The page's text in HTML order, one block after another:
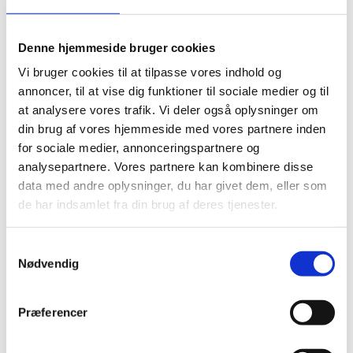
Denne hjemmeside bruger cookies
Vi bruger cookies til at tilpasse vores indhold og
annoncer, til at vise dig funktioner til sociale medier og til
at analysere vores trafik. Vi deler også oplysninger om
din brug af vores hjemmeside med vores partnere inden
for sociale medier, annonceringspartnere og
analysepartnere. Vores partnere kan kombinere disse
data med andre oplysninger, du har givet dem, eller som
de har indsamlet fra din brug af deres tjenester.
Nødvendig
Præferencer
denne stadigvæk blive opdateret. Hvis GUEn ikke
længere skal have STÅ ECTS stående, skal denne
nedskrives.
Indberetning af Optag fejler (SISESAS-3236)
Problemstilling:Jobbet fejler med følgende fejlmelding:
E6215: Plugin
'esas.Dynamics.Plugins.Dialog.PutInberetningsgrundla
gBasedOnDialog' threw an unexpected exception.
Løsning: Splitte requests op i mindre batches.
nemStudie: Bekræftelse på betinget studieplads
optaget, men som har modtaget en bekræftelse på en